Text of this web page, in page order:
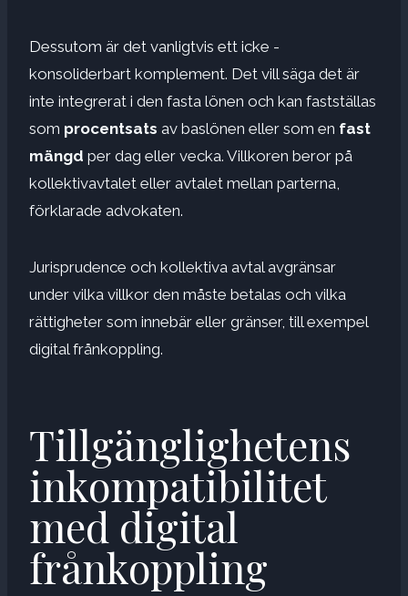
Dessutom är det vanligtvis ett icke -
konsoliderbart komplement. Det vill säga det är
inte integrerat i den fasta lönen och kan fastställas
som procentsats av baslönen eller som en fast
mängd per dag eller vecka. Villkoren beror på
kollektivavtalet eller avtalet mellan parterna,
förklarade advokaten.
Jurisprudence och kollektiva avtal avgränsar
under vilka villkor den måste betalas och vilka
rättigheter som innebär eller gränser, till exempel
digital frånkoppling.
Tillgänglighetens
inkompatibilitet
med digital
frånkoppling